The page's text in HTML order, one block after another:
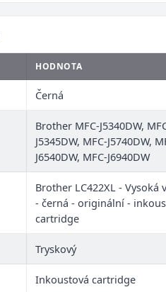
HODNOTA
Černá
Brother MFC-J5340DW,
J5345DW, MFC-J5740DW,
J6540DW, MFC-J6940DW
Brother LC422XL - Vysoká
- černá - originální -
cartridge
Tryskový
Inkoustová cartridge